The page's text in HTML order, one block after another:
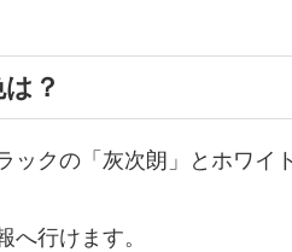
？
クの「灰次朗」とホワイ
行けます。